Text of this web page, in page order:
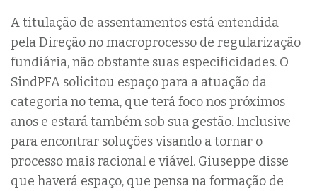
A titulação de assentamentos está entendida
pela Direção no macroprocesso de regularização
fundiária, não obstante suas especificidades. O
SindPFA solicitou espaço para a atuação da
categoria no tema, que terá foco nos próximos
anos e estará também sob sua gestão. Inclusive
para encontrar soluções visando a tornar o
processo mais racional e viável. Giuseppe disse
que haverá espaço, que pensa na formação de